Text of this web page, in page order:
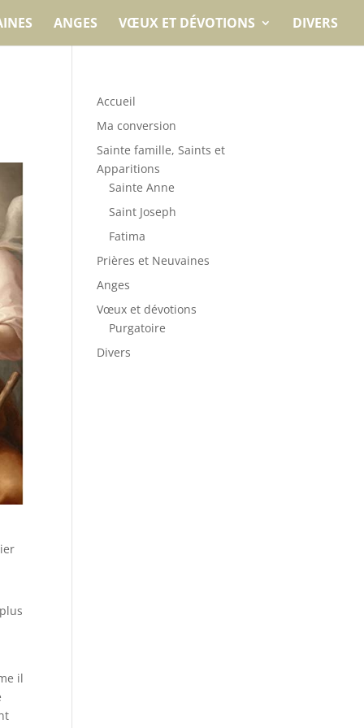
ANGES VŒUX ET DÉVOTIONS DIVERS
il
Accueil
Ma conversion
Sainte famille, Saints et
Apparitions
Sainte Anne
Saint Joseph
Fatima
Prières et Neuvaines
Anges
Vœux et dévotions
Purgatoire
Divers